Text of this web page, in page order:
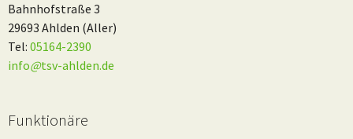
Bahnhofstraße 3
29693 Ahlden (Aller)
Tel: 05164-2390
info@tsv-ahlden.de
Funktionäre